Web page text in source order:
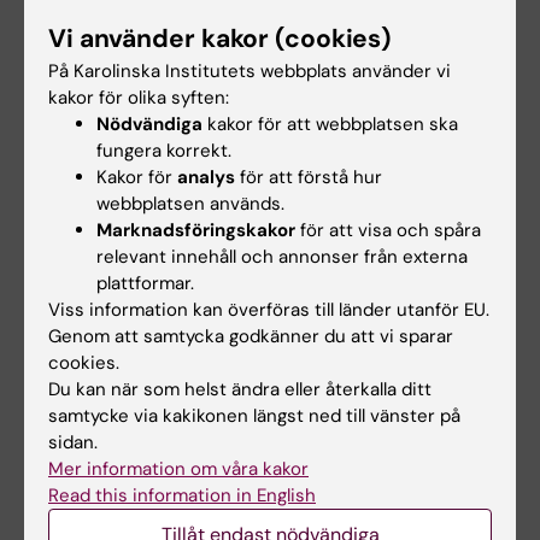
Fristående kurser
LIME är involverad i ett flertal fristående kurser.
Utbildningsnämnden
Utbildningsnämnden handlägger och ansvarar för
ärenden för kurser och program på grund- och
avancerad nivå vid institutionen.
Kontakta utbildningsansvariga
Kontaktuppgifter till administratörer, handläggare,
studievägledare m.fl.
Vi använder kakor (cookies)
På Karolinska Institutets webbplats använder vi
kakor för olika syften:
Nödvändiga kakor för att webbplatsen ska
fungera korrekt.
Kakor för analys för att förstå hur
webbplatsen används.
Marknadsföringskakor för att visa och spåra
relevant innehåll och annonser från externa
plattformar.
Viss information kan överföras till länder utanför EU.
Genom att samtycka godkänner du att vi sparar
cookies.
Du kan när som helst ändra eller återkalla ditt
samtycke via kakikonen längst ned till vänster på
sidan.
Mer information om våra kakor
Read this information in English
Tillåt endast nödvändiga